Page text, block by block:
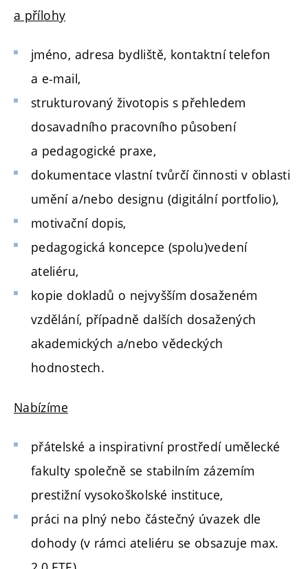
a přílohy
jméno, adresa bydliště, kontaktní telefon
a e-mail,
strukturovaný životopis s přehledem
dosavadního pracovního působení
a pedagogické praxe,
dokumentace vlastní tvůrčí činnosti v oblasti
umění a/nebo designu (digitální portfolio),
motivační dopis,
pedagogická koncepce (spolu)vedení
ateliéru,
kopie dokladů o nejvyšším dosaženém
vzdělání, případně dalších dosažených
akademických a/nebo vědeckých
hodnostech.
Nabízíme
přátelské a inspirativní prostředí umělecké
fakulty společně se stabilním zázemím
prestižní vysokoškolské instituce,
práci na plný nebo částečný úvazek dle
dohody (v rámci ateliéru se obsazuje max.